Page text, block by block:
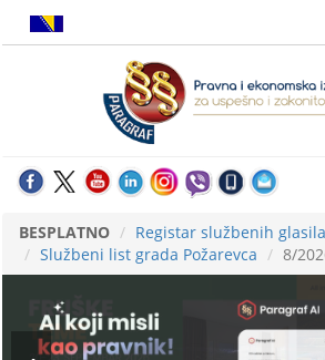
BESPLATNO
Registar službenih glasila
Službeni list grada Požarevca
8/